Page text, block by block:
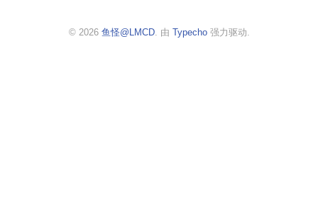
© 2026 鱼怪@LMCD. 由 Typecho强力驱动.